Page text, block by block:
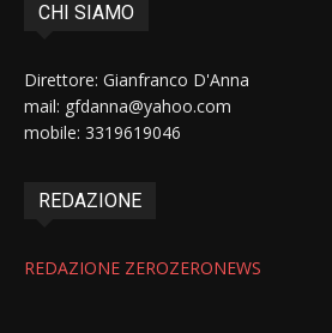
CHI SIAMO
Direttore: Gianfranco D'Anna
mail: gfdanna@yahoo.com
mobile: 3319619046
REDAZIONE
REDAZIONE ZEROZERONEWS